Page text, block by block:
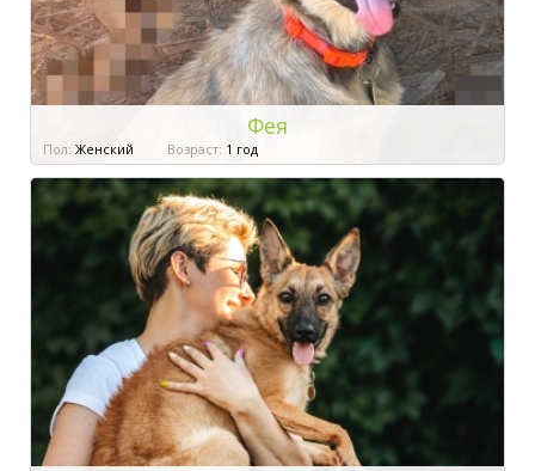
Фея
Пол: Женский Возраст: 1 год